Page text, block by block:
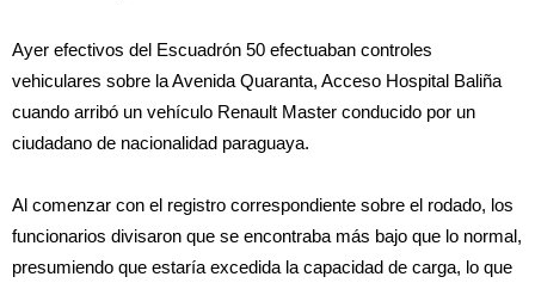
Ayer efectivos del Escuadrón 50 efectuaban controles
vehiculares sobre la Avenida Quaranta, Acceso Hospital Baliña
cuando arribó un vehículo Renault Master conducido por un
ciudadano de nacionalidad paraguaya.
Al comenzar con el registro correspondiente sobre el rodado, los
funcionarios divisaron que se encontraba más bajo que lo normal,
presumiendo que estaría excedida la capacidad de carga, lo que